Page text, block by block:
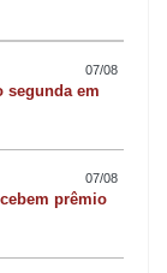
07/08
segunda em
07/08
prêmio